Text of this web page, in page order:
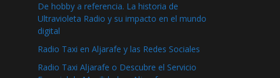
De hobby a referencia. La historia de
Ultravioleta Radio y su impacto en el mundo
digital
Radio Taxi en Aljarafe y las Redes Sociales
Radio Taxi Aljarafe o Descubre el Servicio